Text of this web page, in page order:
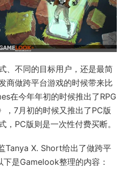
、不同的目标用户，还是最简
商做跨平台游戏的时候带来比
在今年年初的时候推出了RPG
7月初的时候又推出了PC版
，PC版则是一次性付费买断。
Tanya X. Short给出了做跨平
是Gamelook整理的内容：